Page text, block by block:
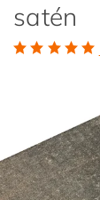
satén